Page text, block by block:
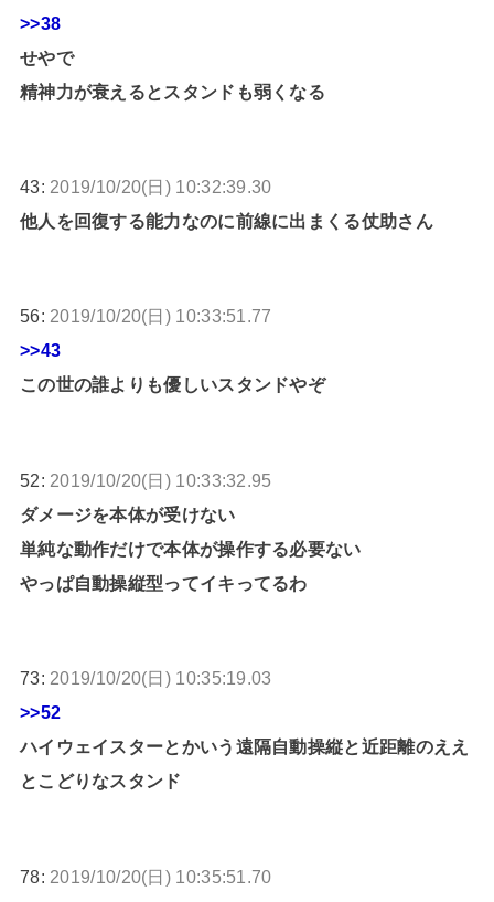
>>38
せやで
精神力が衰えるとスタンドも弱くなる
43: 2019/10/20(日) 10:32:39.30
他人を回復する能力なのに前線に出まくる仗助さん
56: 2019/10/20(日) 10:33:51.77
>>43
この世の誰よりも優しいスタンドやぞ
52: 2019/10/20(日) 10:33:32.95
ダメージを本体が受けない
単純な動作だけで本体が操作する必要ない
やっぱ自動操縦型ってイキってるわ
73: 2019/10/20(日) 10:35:19.03
>>52
ハイウェイスターとかいう遠隔自動操縦と近距離のええ
とこどりなスタンド
78: 2019/10/20(日) 10:35:51.70